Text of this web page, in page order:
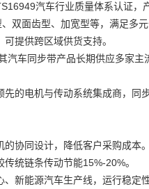
汽车行业质量体系认证，
双面齿型、加宽型等，满足多元
提供跨区域供货支持。
汽车同步带产品长期供应多家
的电机与传动系统集成商，同
协同设计，降低客户采购成本。
统链条传动节能15%-20%。
新能源汽车生产线，运行稳定性